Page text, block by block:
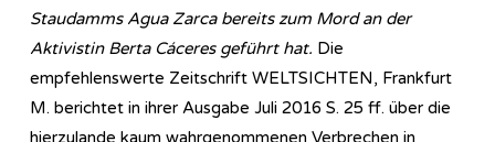
Staudamms Agua Zarca bereits zum Mord an der
Aktivistin Berta Cáceres geführt hat. Die
empfehlenswerte Zeitschrift WELTSICHTEN, Frankfurt
M. berichtet in ihrer Ausgabe Juli 2016 S. 25 ff. über die
hierzulande kaum wahrgenommenen Verbrechen in